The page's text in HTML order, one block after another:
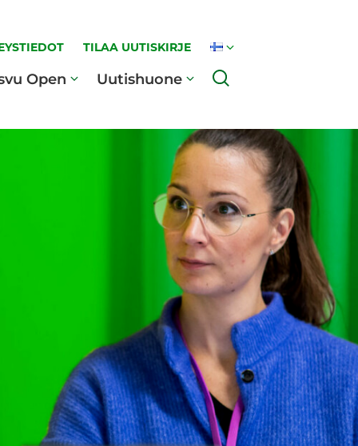
TILAA UUTISKIRJE
Open Uutishuone